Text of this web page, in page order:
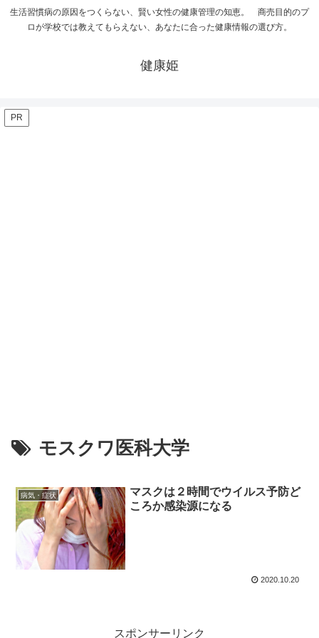
生活習慣病の原因をつくらない、賢い女性の健康管理の知恵。 商売目的のプ
ロが学校では教えてもらえない、あなたに合った健康情報の選び方。
健康姫
PR
モスクワ医科大学
病気・症状
マスクは２時間でウイルス予防ど
ころか感染源になる
2020.10.20
スポンサーリンク